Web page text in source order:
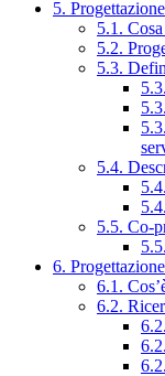
5.
5.1.
5.2.
5.3.
5.4.
5.5. Co-
6.
6.1.
6.2.